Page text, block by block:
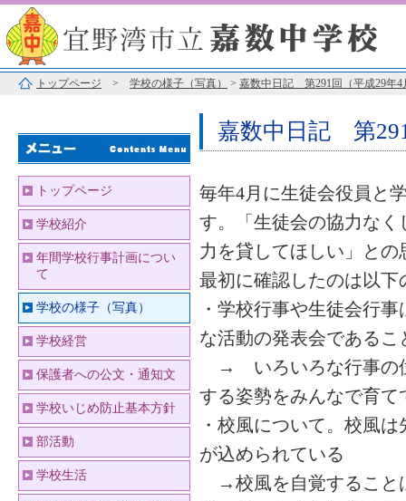
トップページ > 学校の様子（写真） > 嘉数中日記 第291回（平成29年4
嘉数中日記 第
毎年4月に生徒会役員と
す。「生徒会の協力な
力を貸してほしい」と
最初に確認したのは以下
・学校行事や生徒会行
な活動の発表会であるこ
→ いろいろな行事の
する姿勢をみんなで育て
・校風について。校風
が込められている
→校風を自覚すること
トップページ
学校紹介
年間学校行事計画につい
て
学校の様子（写真）
学校経営
保護者への公文・通知文
学校いじめ防止基本方針
部活動
学校生活